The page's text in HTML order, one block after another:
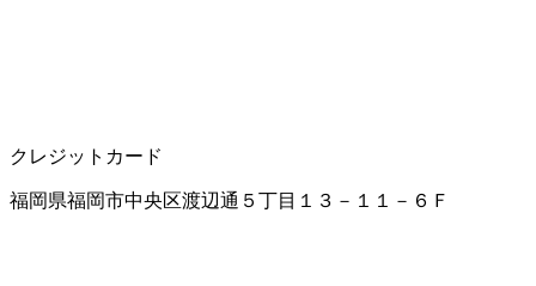
クレジットカード
福岡県福岡市中央区渡辺通５丁目１３－１１－６Ｆ